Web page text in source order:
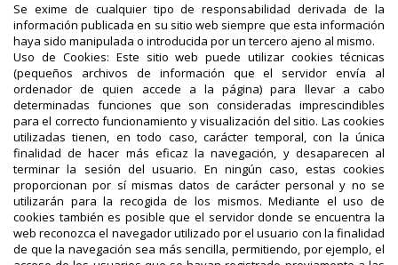
Se exime de cualquier tipo de responsabilidad derivada de la
información publicada en su sitio web siempre que esta información
haya sido manipulada o introducida por un tercero ajeno al mismo.
Uso de Cookies: Este sitio web puede utilizar cookies técnicas
(pequeños archivos de información que el servidor envía al
ordenador de quien accede a la página) para llevar a cabo
determinadas funciones que son consideradas imprescindibles
para el correcto funcionamiento y visualización del sitio. Las cookies
utilizadas tienen, en todo caso, carácter temporal, con la única
finalidad de hacer más eficaz la navegación, y desaparecen al
terminar la sesión del usuario. En ningún caso, estas cookies
proporcionan por sí mismas datos de carácter personal y no se
utilizarán para la recogida de los mismos. Mediante el uso de
cookies también es posible que el servidor donde se encuentra la
web reconozca el navegador utilizado por el usuario con la finalidad
de que la navegación sea más sencilla, permitiendo, por ejemplo, el